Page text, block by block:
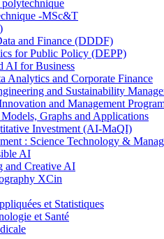
-MSc&T
and Finance (DDDF)
for Public Policy (DEPP)
AI for Business
and Corporate Finance
and Sustainability
and Management
Graphs and Applications
Investment (AI-MaQI)
: Science Technology &
AI
and Creative AI
XCin
et Statistiques
et Santé